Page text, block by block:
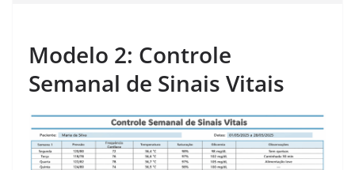
Modelo 2: Controle
Semanal de Sinais Vitais